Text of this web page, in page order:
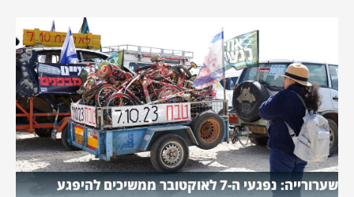
שערורייה: נפגעי ה-7 לאוקטובר ממשיכים להיפגע